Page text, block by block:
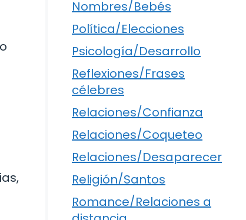
Nombres/Bebés
Política/Elecciones
Psicología/Desarrollo
Reflexiones/Frases
célebres
Relaciones/Confianza
Relaciones/Coqueteo
Relaciones/Desaparecer
Religión/Santos
Romance/Relaciones a